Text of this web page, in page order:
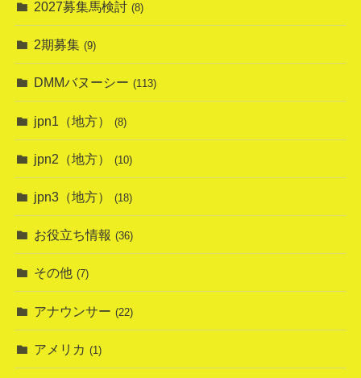
2027募集馬検討 (8)
2期募集 (9)
DMMバヌーシー (113)
jpn1（地方） (8)
jpn2（地方） (10)
jpn3（地方） (18)
お役立ち情報 (36)
その他 (7)
アナウンサー (22)
アメリカ (1)